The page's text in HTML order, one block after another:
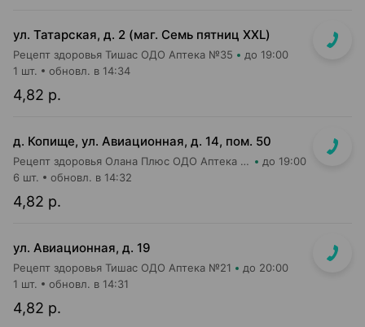
ул. Татарская, д. 2 (маг. Семь пятниц XXL)
Рецепт здоровья Тишас ОДО Аптека №35 до 19:00
4,82 р.
1 шт. обновл. в 14:34
д. Копище, ул. Авиационная, д. 14, пом. 50
Рецепт здоровья Олана Плюс ОДО Аптека №5 до 19:00
4,82 р.
6 шт. обновл. в 14:32
ул. Авиационная, д. 19
Рецепт здоровья Тишас ОДО Аптека №21 до 20:00
4,82 р.
1 шт. обновл. в 14:31